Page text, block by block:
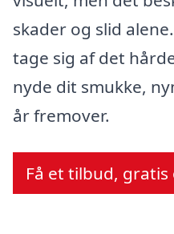
skader og slid
tage sig af det
nyde dit smukke,
år fremover.
Få et tilbud,